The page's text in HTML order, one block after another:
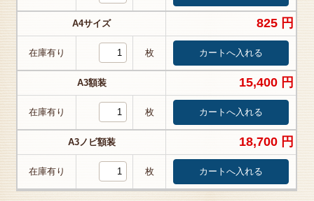
A4サイズ 825 円
在庫有り 枚
A3額装 15,400 円
在庫有り 枚
A3ノビ額装 18,700 円
在庫有り 枚